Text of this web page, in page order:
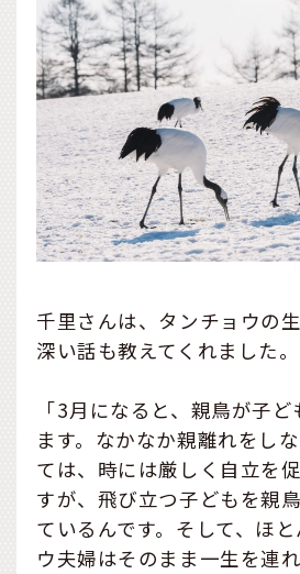
千里さんは、タンチョウの
深い話も教えてくれました。
「3月になると、親鳥が子
ます。なかなか親離れをし
ては、時には厳しく自立を
すが、飛び立つ子どもを親
ているんです。そして、ほ
ウ夫婦はそのまま一生を連